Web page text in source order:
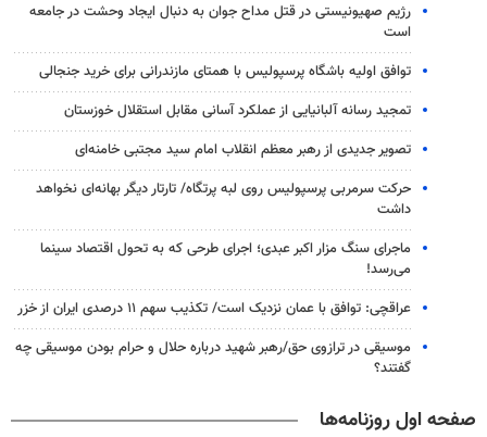
رژیم صهیونیستی در قتل مداح جوان به دنبال ایجاد وحشت در جامعه
است
توافق اولیه باشگاه پرسپولیس با همتای مازندرانی برای خرید جنجالی
تمجید رسانه آلبانیایی از عملکرد آسانی مقابل استقلال خوزستان
تصویر جدیدی از رهبر معظم انقلاب امام سید مجتبی خامنه‌ای
حرکت سرمربی پرسپولیس روی لبه پرتگاه/ تارتار دیگر بهانه‌ای نخواهد
داشت
ماجرای سنگ مزار اکبر عبدی؛ اجرای طرحی که به تحول اقتصاد سینما
می‌رسد!
عراقچی: توافق با عمان نزدیک است/ تکذیب سهم ۱۱ درصدی ایران از خزر
موسیقی در ترازوی حق/رهبر شهید درباره حلال و حرام بودن موسیقی چه
گفتند؟
صفحه اول روزنامه‌ها